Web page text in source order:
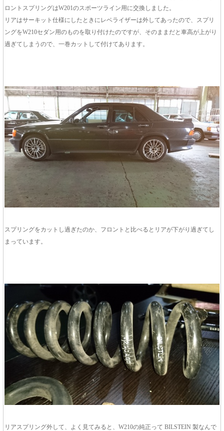
ロントスプリングはW201のスポーツライン用に交換しました。
リアはサーキット仕様にしたときにレベライザーは外してあったので、スプリ
ングをW210セダン用のものを取り付けたのですが、そのままだと車高が上がり
過ぎてしまうので、一巻カットして付けてあります。
スプリングをカットし過ぎたのか、フロントと比べるとリアが下がり過ぎてし
まっています。
リアスプリング外して、よく見てみると、W210の純正って BILSTEIN 製なんで